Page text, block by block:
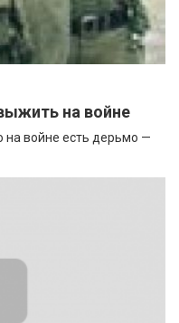
на войне
на войне есть дерьмо —